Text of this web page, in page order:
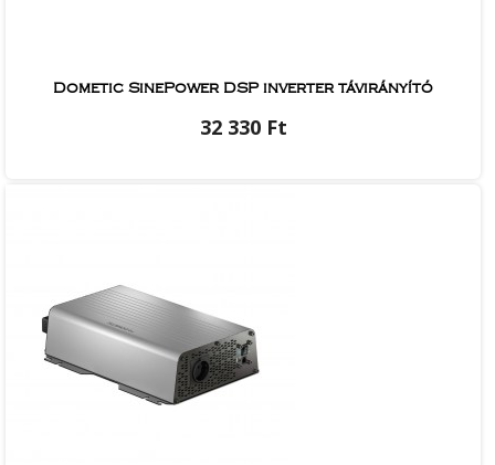
Dometic SinePower DSP inverter távirányító
32 330 Ft